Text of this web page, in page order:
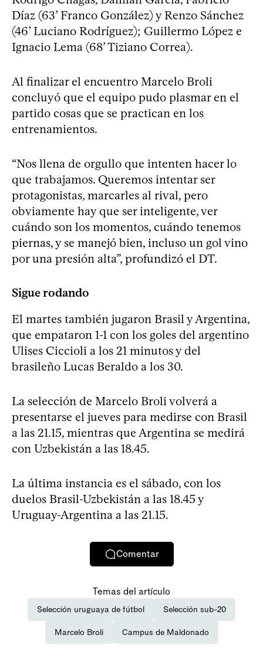
Díaz (63’ Franco González) y Renzo Sánchez
(46’ Luciano Rodríguez); Guillermo López e
Ignacio Lema (68’ Tiziano Correa).
Al finalizar el encuentro Marcelo Broli
concluyó que el equipo pudo plasmar en el
partido cosas que se practican en los
entrenamientos.
“Nos llena de orgullo que intenten hacer lo
que trabajamos. Queremos intentar ser
protagonistas, marcarles al rival, pero
obviamente hay que ser inteligente, ver
cuándo son los momentos, cuándo tenemos
piernas, y se manejó bien, incluso un gol vino
por una presión alta”, profundizó el DT.
Sigue rodando
El martes también jugaron Brasil y Argentina,
que empataron 1-1 con los goles del argentino
Ulises Ciccioli a los 21 minutos y del
brasileño Lucas Beraldo a los 30.
La selección de Marcelo Broli volverá a
presentarse el jueves para medirse con Brasil
a las 21.15, mientras que Argentina se medirá
con Uzbekistán a las 18.45.
La última instancia es el sábado, con los
duelos Brasil-Uzbekistán a las 18.45 y
Uruguay-Argentina a las 21.15.
Comentar
Temas del artículo
Selección uruguaya de fútbol Selección sub-20
Marcelo Broli Campus de Maldonado